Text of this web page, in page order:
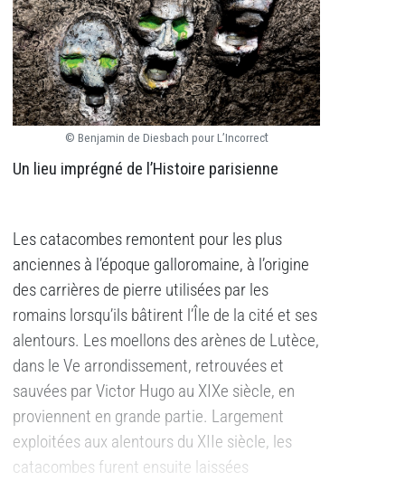
© Benjamin de Diesbach pour L’Incorrect
Un lieu imprégné de l’Histoire parisienne
Les catacombes remontent pour les plus
anciennes à l’époque galloromaine, à l’origine
des carrières de pierre utilisées par les
romains lorsqu’ils bâtirent l’Île de la cité et ses
alentours. Les moellons des arènes de Lutèce,
dans le Ve arrondissement, retrouvées et
sauvées par Victor Hugo au XIXe siècle, en
proviennent en grande partie. Largement
exploitées aux alentours du XIIe siècle, les
catacombes furent ensuite laissées